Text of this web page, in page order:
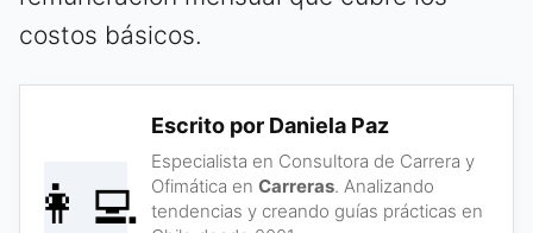
costos básicos.
👩‍💻
Escrito por Daniela Paz
Especialista en Consultora de Carrera y
Ofimática en Carreras. Analizando
tendencias y creando guías prácticas en